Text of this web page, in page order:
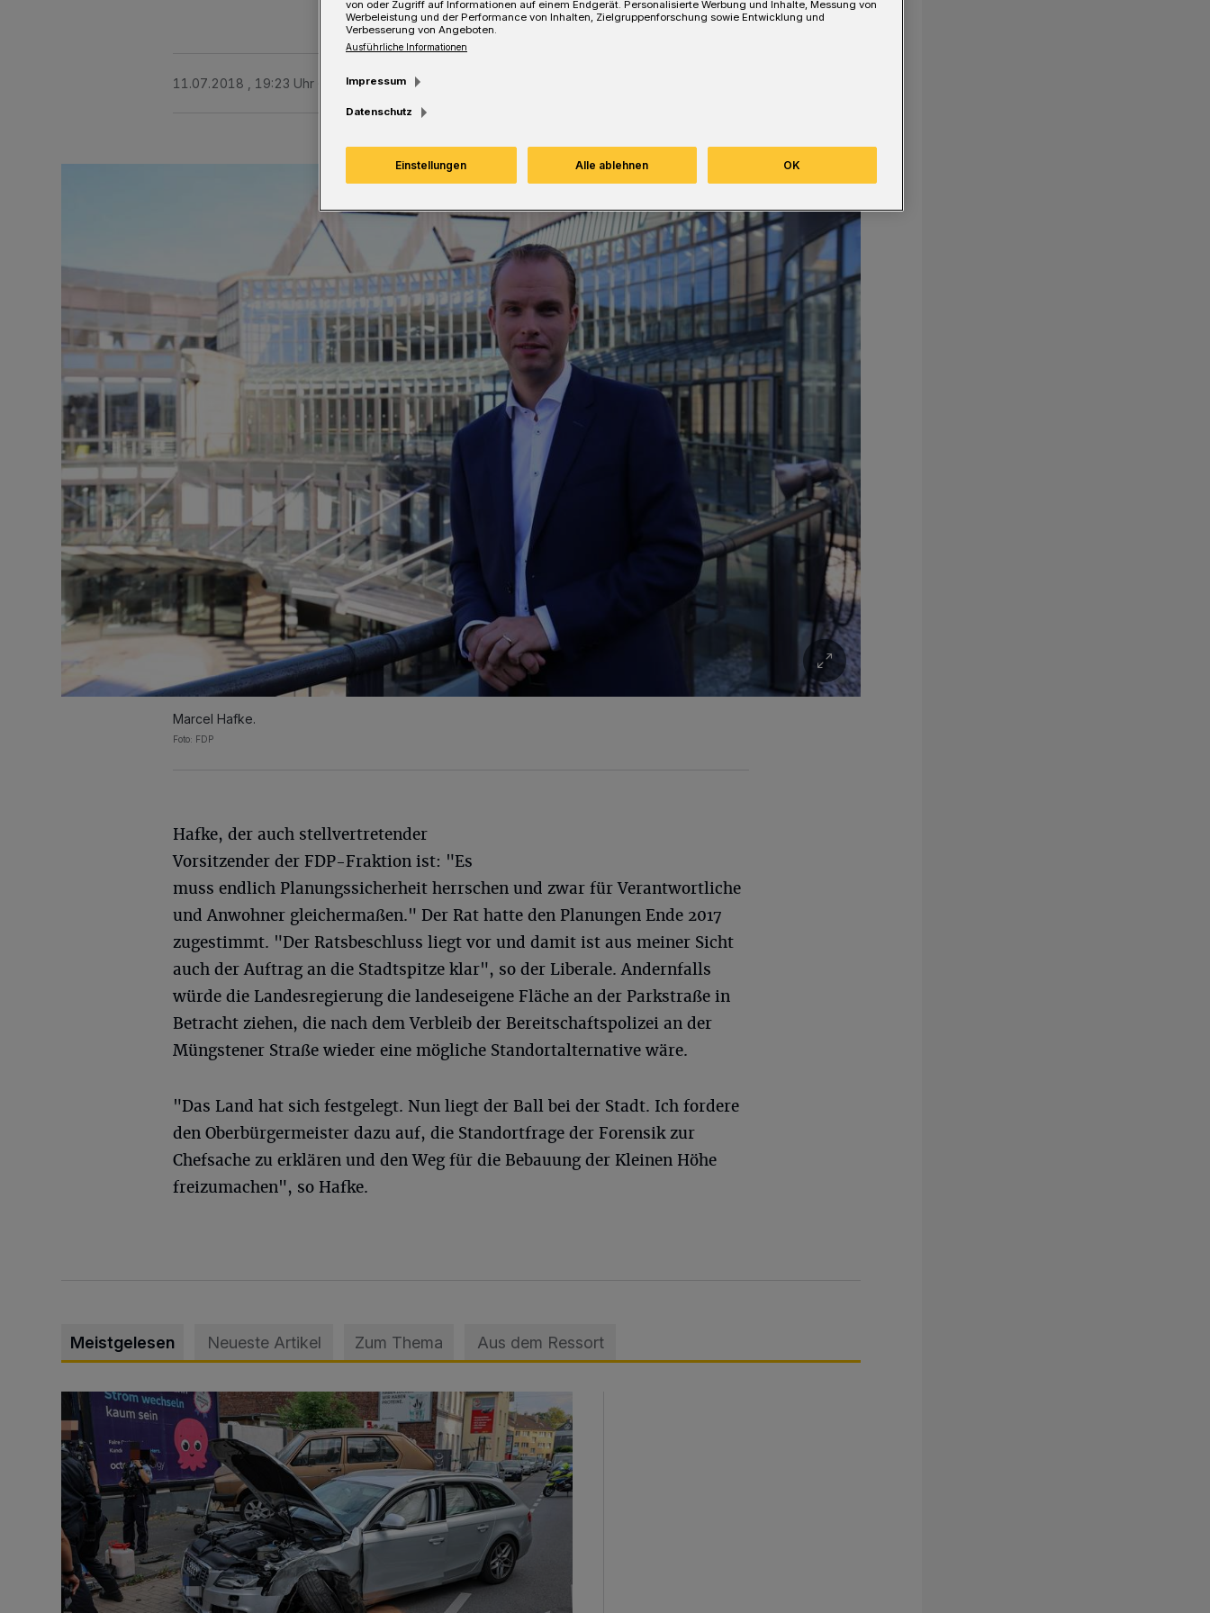
11.07.2018 , 19:23 Uhr Eine Minute Lesezeit
Marcel Hafke.
Foto: FDP
Hafke, der auch stellvertretender
Vorsitzender der FDP-Fraktion ist: "Es
muss endlich Planungssicherheit herrschen und zwar für Verantwortliche
und Anwohner gleichermaßen." Der Rat hatte den Planungen Ende 2017
zugestimmt. "Der Ratsbeschluss liegt vor und damit ist aus meiner Sicht
auch der Auftrag an die Stadtspitze klar", so der Liberale. Andernfalls
würde die Landesregierung die landeseigene Fläche an der Parkstraße in
Betracht ziehen, die nach dem Verbleib der Bereitschaftspolizei an der
Müngstener Straße wieder eine mögliche Standortalternative wäre.
"Das Land hat sich festgelegt. Nun liegt der Ball bei der Stadt. Ich fordere
den Oberbürgermeister dazu auf, die Standortfrage der Forensik zur
Chefsache zu erklären und den Weg für die Bebauung der Kleinen Höhe
freizumachen", so Hafke.
Meistgelesen Neueste Artikel Zum Thema Aus dem Ressort
Schwerer Unfall mit 2,48 Promille
von oder Zugriff auf Informationen auf einem Endgerät. Personalisierte Werbung und Inhalte, Messung von
Werbeleistung und der Performance von Inhalten, Zielgruppenforschung sowie Entwicklung und
Verbesserung von Angeboten.
Ausführliche Informationen
Impressum
Datenschutz
Einstellungen Alle ablehnen OK